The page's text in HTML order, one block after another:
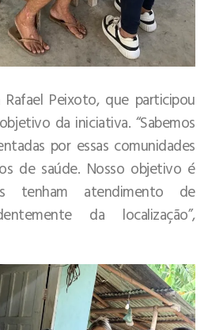
Peixoto, que participou
da iniciativa. “Sabemos
por essas comunidades
de saúde. Nosso objetivo é
tenham atendimento de
da localização”,